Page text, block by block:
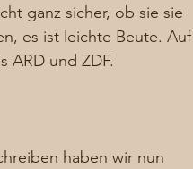
ganz sicher, ob sie sie
es ist leichte Beute. Auf
ARD und ZDF.
haben wir nun